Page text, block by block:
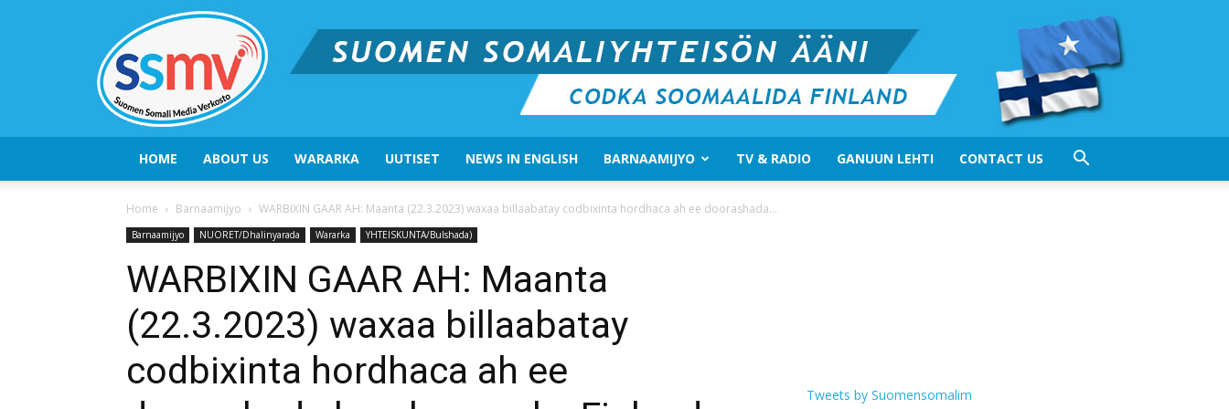
HOME ABOUT US WARARKA UUTISET NEWS IN ENGLISH BARNAAMIJYO TV & RADIO GANUUN LEHTI CONTACT US
Home Barnaamijyo WARBIXIN GAAR AH: Maanta (22.3.2023) waxaa billaabatay codbixinta hordhaca ah ee doorashada...
Barnaamijyo NUORET/Dhalinyarada Wararka YHTEISKUNTA/Bulshada)
WARBIXIN GAAR AH: Maanta
(22.3.2023) waxaa billaabatay
codbixinta hordhaca ah ee
Tweets by Suomensomalim